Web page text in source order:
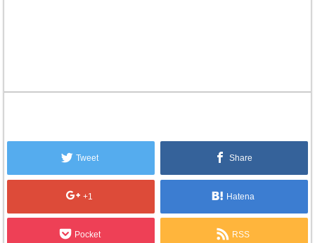
Tweet Share
+1 Hatena
Pocket RSS